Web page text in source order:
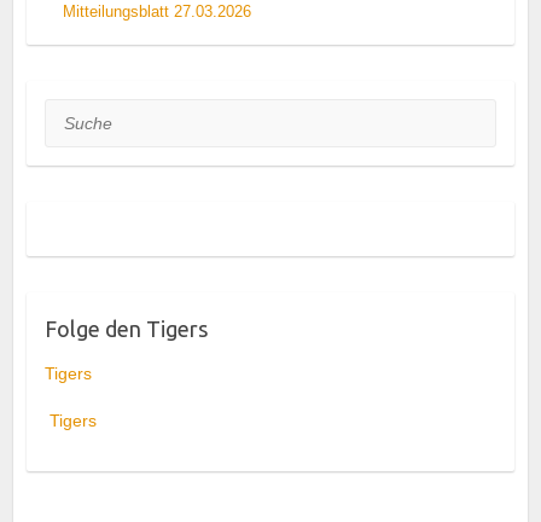
Mitteilungsblatt 27.03.2026
Suche
Folge den Tigers
Tigers
Tigers